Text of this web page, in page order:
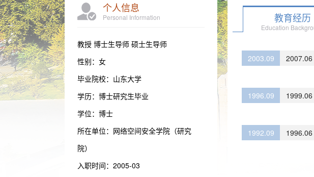
个人信息
Personal Information
教授 博士生导师 硕士生导师
性别：女
毕业院校：山东大学
学历：博士研究生毕业
学位：博士
所在单位：网络空间安全学院（研究
院）
入职时间：2005-03
教育经历
Education
2003.09 2007.06
1996.09 1999.06
1992.09 1996.06